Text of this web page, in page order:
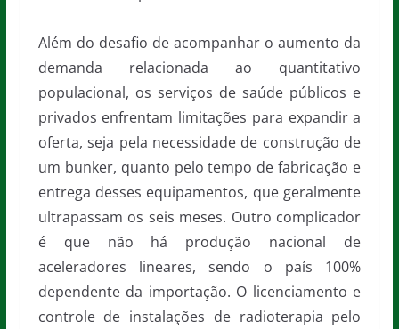
Além do desafio de acompanhar o aumento da
demanda relacionada ao quantitativo
populacional, os serviços de saúde públicos e
privados enfrentam limitações para expandir a
oferta, seja pela necessidade de construção de
um bunker, quanto pelo tempo de fabricação e
entrega desses equipamentos, que geralmente
ultrapassam os seis meses. Outro complicador
é que não há produção nacional de
aceleradores lineares, sendo o país 100%
dependente da importação. O licenciamento e
controle de instalações de radioterapia pelo